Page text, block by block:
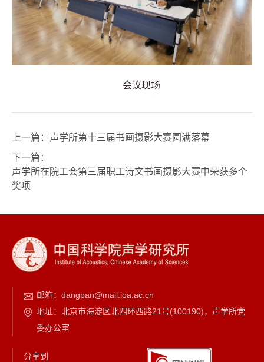
会议现场
上一篇： 声学所第十三届书画摄影大赛圆满落幕
下一篇：
声学所在院工会第三届职工诗文书画摄影大赛中荣获多个
奖项
邮箱： dangban@mail.ioa.ac.cn
地址：北京市海淀区北四环西路21号(100190)，声学所党
委办公室
分享到